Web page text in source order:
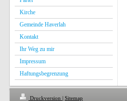
Kirche
Gemeinde Haverlah
Kontakt
Ihr Weg zu mir
Impressum
Haftungsbegrenzung
Druckversion | Sitemap